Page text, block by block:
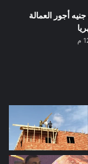
17 مليون جنيه أجور العمالة